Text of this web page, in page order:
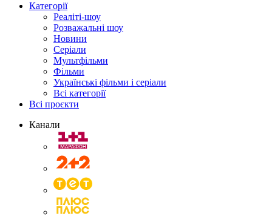
Категорії
Реаліті-шоу
Розважальні шоу
Новини
Серіали
Мультфільми
Фільми
Українські фільми і серіали
Всі категорії
Всі проєкти
Канали